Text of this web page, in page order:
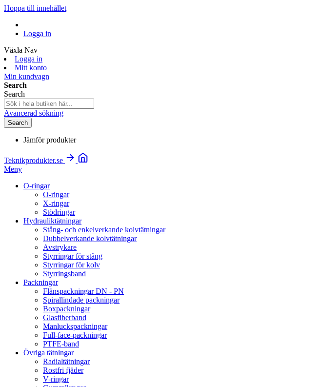
Hoppa till innehållet
Logga in
Växla Nav
Logga in
Mitt konto
Min kundvagn
Search
Search
Avancerad sökning
Search
Jämför produkter
Teknikprodukter.se
Meny
O-ringar
O-ringar
X-ringar
Stödringar
Hydrauliktätningar
Stång- och enkelverkande kolvtätningar
Dubbelverkande kolvtätningar
Avstrykare
Styrringar för stång
Styrringar för kolv
Styrringsband
Packningar
Flänspackningar DN - PN
Spirallindade packningar
Boxpackningar
Glasfiberband
Manluckspackningar
Full-face-packningar
PTFE-band
Övriga tätningar
Radialtätningar
Rostfri fjäder
V-ringar